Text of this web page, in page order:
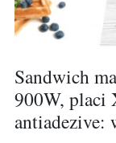
Sandwich
900W, placi
antiadezive: